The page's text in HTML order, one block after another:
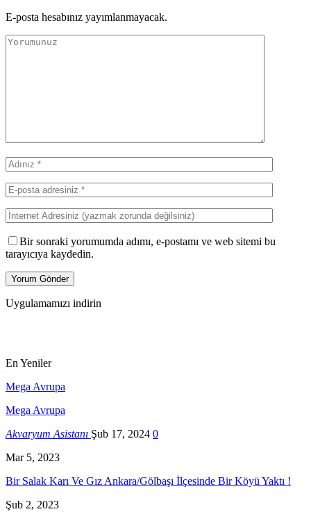
E-posta hesabınız yayımlanmayacak.
Bir sonraki yorumumda adımı, e-postamı ve web sitemi bu
tarayıcıya kaydedin.
Uygulamamızı indirin
En Yeniler
Mega Avrupa
Mega Avrupa
Akvaryum Asistanı Şub 17, 2024 0
Mar 5, 2023
Bir Salak Karı Ve Gız Ankara/Gölbaşı İlçesinde Bir Köyü Yaktı !
Şub 2, 2023